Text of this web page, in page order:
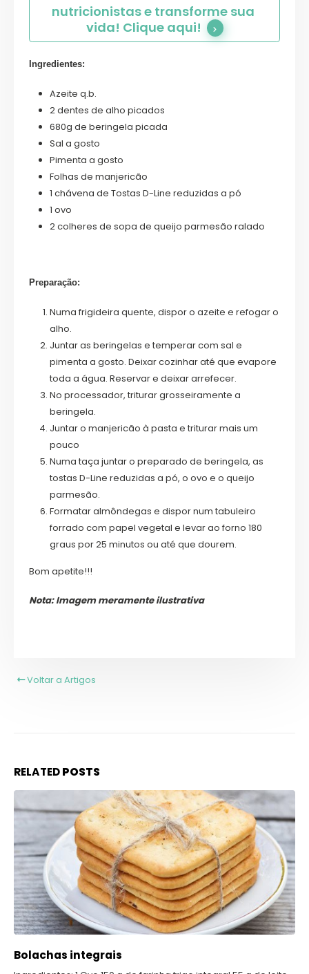
nutricionistas e transforme sua
vida! Clique aqui!
Ingredientes:
Azeite q.b.
2 dentes de alho picados
680g de beringela picada
Sal a gosto
Pimenta a gosto
Folhas de manjericão
1 chávena de Tostas D-Line reduzidas a pó
1 ovo
2 colheres de sopa de queijo parmesão ralado
Preparação:
Numa frigideira quente, dispor o azeite e refogar o
alho.
Juntar as beringelas e temperar com sal e
pimenta a gosto. Deixar cozinhar até que evapore
toda a água. Reservar e deixar arrefecer.
No processador, triturar grosseiramente a
beringela.
Juntar o manjericão à pasta e triturar mais um
pouco
Numa taça juntar o preparado de beringela, as
tostas D-Line reduzidas a pó, o ovo e o queijo
parmesão.
Formatar almôndegas e dispor num tabuleiro
forrado com papel vegetal e levar ao forno 180
graus por 25 minutos ou até que dourem.
Bom apetite!!!
Nota: Imagem meramente ilustrativa
Voltar a Artigos
RELATEDPOSTS
Bolachas integrais